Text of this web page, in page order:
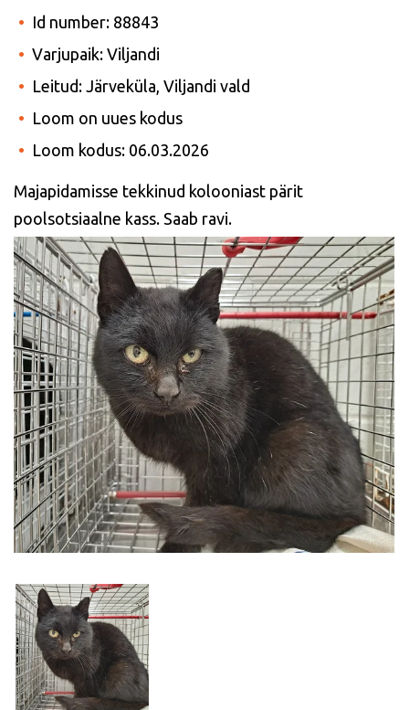
Id number: 88843
Varjupaik: Viljandi
Leitud: Järveküla, Viljandi vald
Loom on uues kodus
Loom kodus: 06.03.2026
Majapidamisse tekkinud kolooniast pärit
poolsotsiaalne kass. Saab ravi.